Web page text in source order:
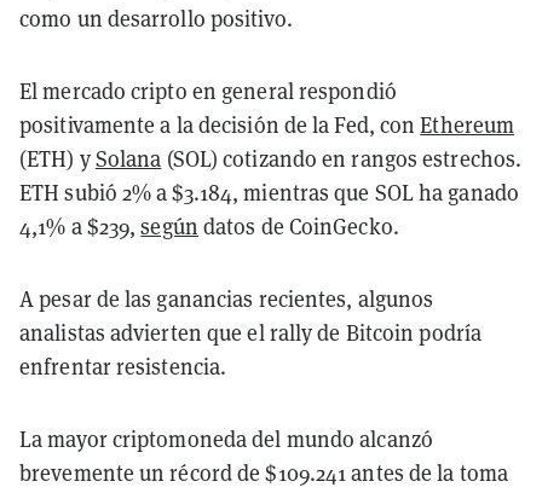
como un desarrollo positivo.
El mercado cripto en general respondió
positivamente a la decisión de la Fed, conEthereum
(ETH) ySolana (SOL) cotizando en rangos estrechos.
ETH subió 2% a $3.184, mientras que SOL ha ganado
4,1% a $239,según datos de CoinGecko.
A pesar de las ganancias recientes, algunos
analistas advierten que el rally de Bitcoin podría
enfrentar resistencia.
La mayor criptomoneda del mundo alcanzó
brevemente un récord de $109.241 antes de la toma